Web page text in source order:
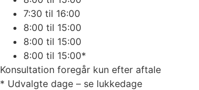
7:30 til 16:00
8:00 til 15:00
8:00 til 15:00
8:00 til 15:00*
Konsultation foregår kun efter aftale
* Udvalgte dage – se lukkedage